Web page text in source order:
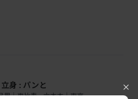
身 : パンと
黒｜恵比寿 - 六本木｜東京